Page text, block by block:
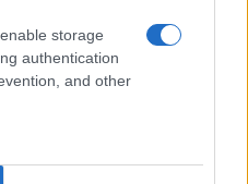
storage
authentication
and other